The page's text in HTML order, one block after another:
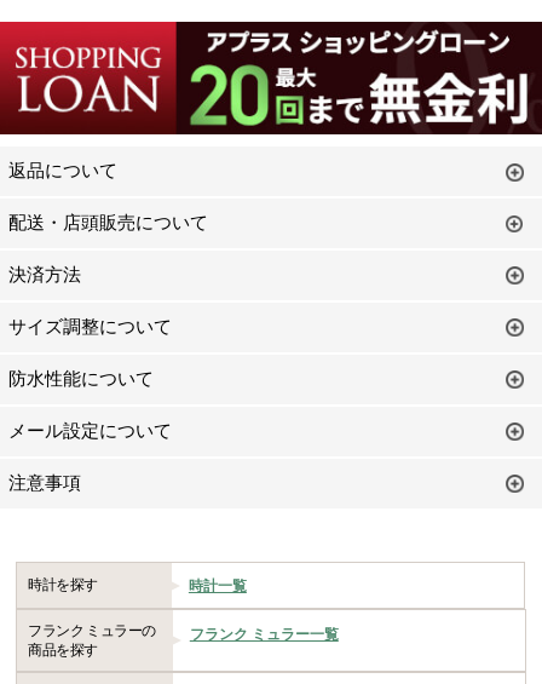
返品について
配送・店頭販売について
決済方法
サイズ調整について
防水性能について
メール設定について
注意事項
時計を探す 時計一覧
フランク ミュラーの
商品を探す
フランク ミュラー一覧